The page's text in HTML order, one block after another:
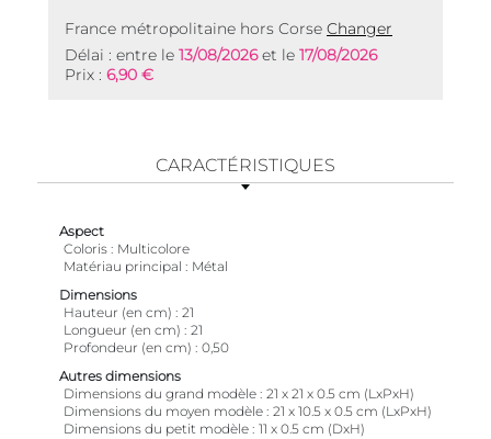
France métropolitaine hors Corse Changer
Délai : entre le 13/08/2026et le 17/08/2026
Prix : 6,90 €
CARACTÉRISTIQUES
Aspect
Coloris
Multicolore
Matériau principal
Métal
Dimensions
Hauteur (en cm)
21
Longueur (en cm)
21
Profondeur (en cm)
0,50
Autres dimensions
Dimensions du grand modèle 21 x 21 x 0.5 cm (LxPxH)
Dimensions du moyen modèle 21 x 10.5 x 0.5 cm (LxPxH)
Dimensions du petit modèle 11 x 0.5 cm (DxH)